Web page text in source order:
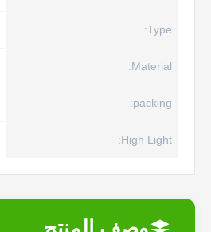
Type:
Material:
packing:
High Light: